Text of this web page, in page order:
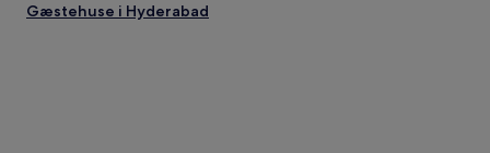
Gæstehuse i Hyderabad